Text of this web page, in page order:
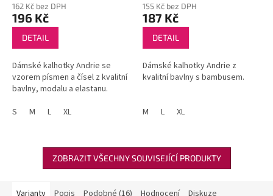
162 Kč bez DPH
196 Kč
DETAIL
Dámské kalhotky Andrie se
vzorem písmen a čísel z kvalitní
bavlny, modalu a elastanu.
S
M L XL
155 Kč bez DPH
187 Kč
DETAIL
Dámské kalhotky Andrie z
kvalitní bavlny s bambusem.
M L XL
ZOBRAZIT VŠECHNY SOUVISEJÍCÍ PRODUKTY
Varianty Popis Podobné (16) Hodnocení Diskuze